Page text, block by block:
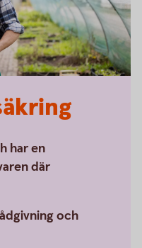
har en
där
och